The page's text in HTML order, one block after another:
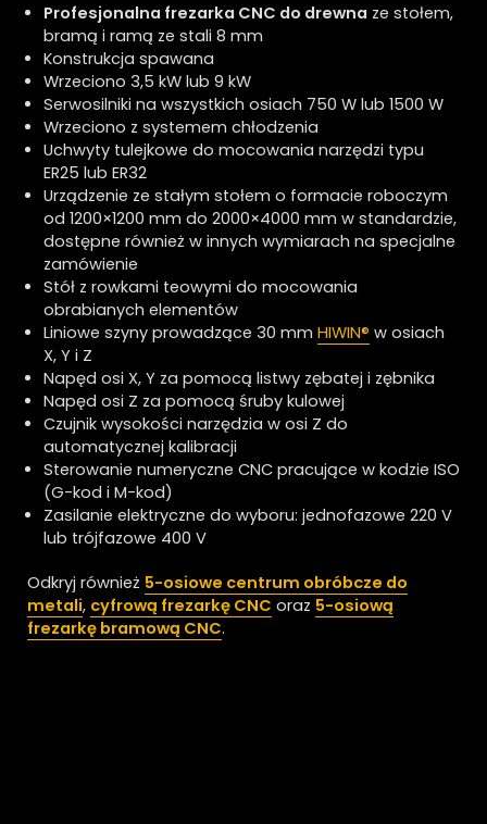
Profesjonalna frezarka CNC do drewna ze stołem,
bramą i ramą ze stali 8 mm
Konstrukcja spawana
Wrzeciono 3,5 kW lub 9 kW
Serwosilniki na wszystkich osiach 750 W lub 1500 W
Wrzeciono z systemem chłodzenia
Uchwyty tulejkowe do mocowania narzędzi typu
ER25 lub ER32
Urządzenie ze stałym stołem o formacie roboczym
od 1200×1200 mm do 2000×4000 mm w standardzie,
dostępne również w innych wymiarach na specjalne
zamówienie
Stół z rowkami teowymi do mocowania
obrabianych elementów
Liniowe szyny prowadzące 30 mm HIWIN® w osiach
X, Y i Z
Napęd osi X, Y za pomocą listwy zębatej i zębnika
Napęd osi Z za pomocą śruby kulowej
Czujnik wysokości narzędzia w osi Z do
automatycznej kalibracji
Sterowanie numeryczne CNC pracujące w kodzie ISO
(G-kod i M-kod)
Zasilanie elektryczne do wyboru: jednofazowe 220 V
lub trójfazowe 400 V
Odkryj również 5-osiowe centrum obróbcze do
metali, cyfrową frezarkę CNC oraz 5-osiową
frezarkę bramową CNC.